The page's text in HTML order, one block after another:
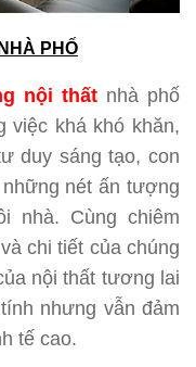
PHỐ
nội thất nhà phố
việc khá khó khăn,
duy sáng tạo, con
nét ấn tượng
nhà. Cùng chiêm
chi tiết của chúng
nội thất tương lai
nhưng vẫn đảm
tế cao.